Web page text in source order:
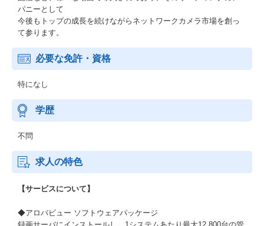
パニーとして
今後もトップの成長を続けながらネットワークカメラ市場を創っ
て参ります。
必要な免許・資格
特になし
学歴
不問
求人の特色
【サービスについて】
◆アロバビュー ソフトウェアパッケージ